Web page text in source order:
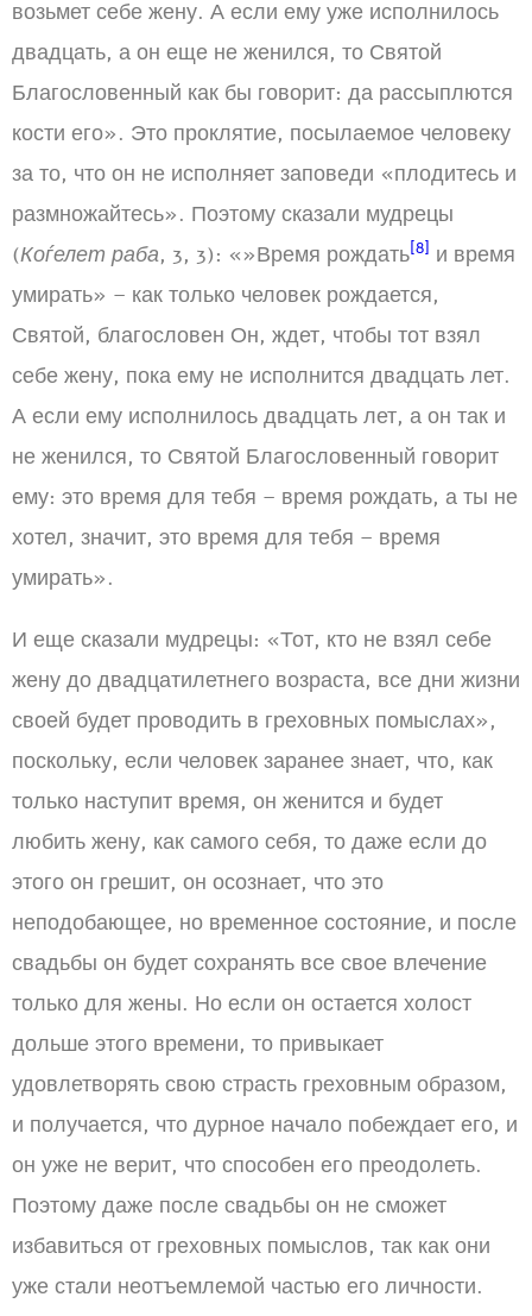
возьмет себе жену. А если ему уже исполнилось
двадцать, а он еще не женился, то Святой
Благословенный как бы говорит: да рассыплются
кости его». Это проклятие, посылаемое человеку
за то, что он не исполняет заповеди «плодитесь и
размножайтесь». Поэтому сказали мудрецы
(Коѓелет раба, 3, 3): «»Время рождать[8] и время
умирать» – как только человек рождается,
Святой, благословен Он, ждет, чтобы тот взял
себе жену, пока ему не исполнится двадцать лет.
А если ему исполнилось двадцать лет, а он так и
не женился, то Святой Благословенный говорит
ему: это время для тебя – время рождать, а ты не
хотел, значит, это время для тебя – время
умирать».
И еще сказали мудрецы: «Тот, кто не взял себе
жену до двадцатилетнего возраста, все дни жизни
своей будет проводить в греховных помыслах»,
поскольку, если человек заранее знает, что, как
только наступит время, он женится и будет
любить жену, как самого себя, то даже если до
этого он грешит, он осознает, что это
неподобающее, но временное состояние, и после
свадьбы он будет сохранять все свое влечение
только для жены. Но если он остается холост
дольше этого времени, то привыкает
удовлетворять свою страсть греховным образом,
и получается, что дурное начало побеждает его, и
он уже не верит, что способен его преодолеть.
Поэтому даже после свадьбы он не сможет
избавиться от греховных помыслов, так как они
уже стали неотъемлемой частью его личности.